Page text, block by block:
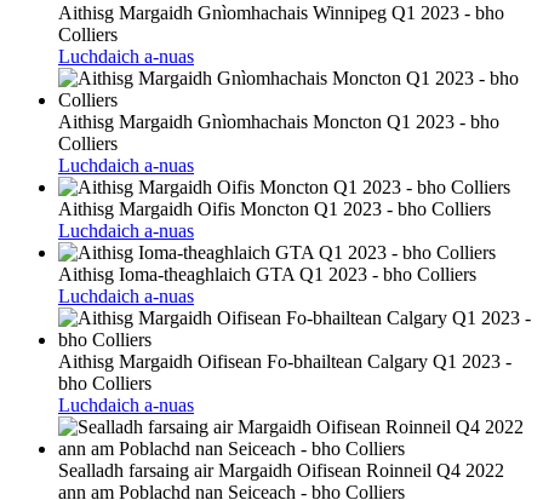
Aithisg Margaidh Gnìomhachais Winnipeg Q1 2023 - bho
Colliers
Luchdaich a-nuas
Aithisg Margaidh Gnìomhachais Moncton Q1 2023 - bho
Colliers
Luchdaich a-nuas
Aithisg Margaidh Oifis Moncton Q1 2023 - bho Colliers
Luchdaich a-nuas
Aithisg Ioma-theaghlaich GTA Q1 2023 - bho Colliers
Luchdaich a-nuas
Aithisg Margaidh Oifisean Fo-bhailtean Calgary Q1 2023 -
bho Colliers
Luchdaich a-nuas
Sealladh farsaing air Margaidh Oifisean Roinneil Q4 2022
ann am Poblachd nan Seiceach - bho Colliers